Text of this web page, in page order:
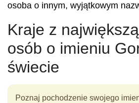
osoba o innym, wyjątkowym
Kraje z
osób o imieniu
świecie
Poznaj pochodzenie swojego